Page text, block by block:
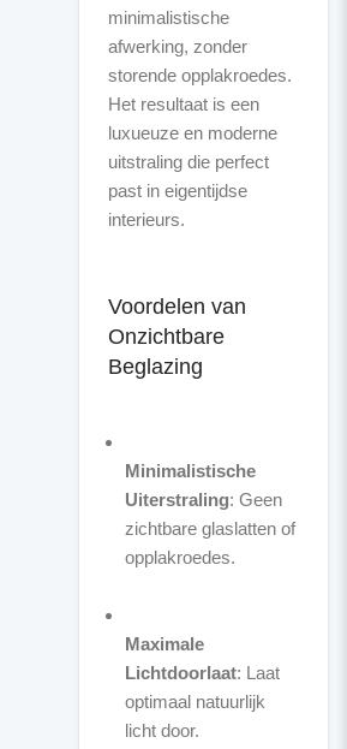
minimalistische
afwerking, zonder
storende opplakroedes.
Het resultaat is een
luxueuze en moderne
uitstraling die perfect
past in eigentijdse
interieurs.
Voordelen van
Onzichtbare
Beglazing
Minimalistische
Uiterstraling: Geen
zichtbare glaslatten of
opplakroedes.
Maximale
Lichtdoorlaat: Laat
optimaal natuurlijk
licht door.